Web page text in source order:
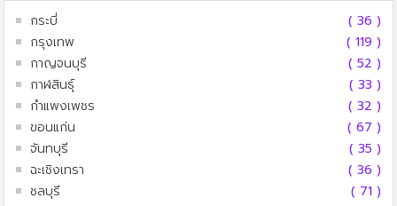
กระบี่
( 36 )
กรุงเทพ
( 119 )
กาญจนบุรี
( 52 )
กาฬสินธุ์
( 33 )
กำแพงเพชร
( 32 )
ขอนแก่น
( 67 )
จันทบุรี
( 35 )
ฉะเชิงเทรา
( 36 )
ชลบุรี
( 71 )